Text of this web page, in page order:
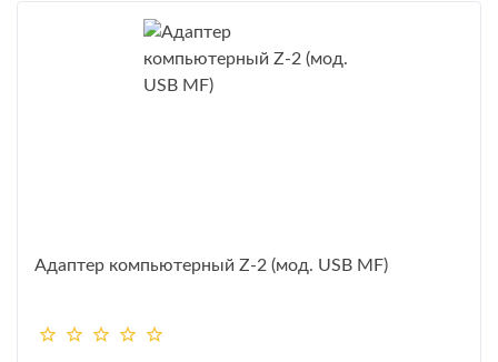
Адаптер компьютерный Z-2 (мод. USB MF)